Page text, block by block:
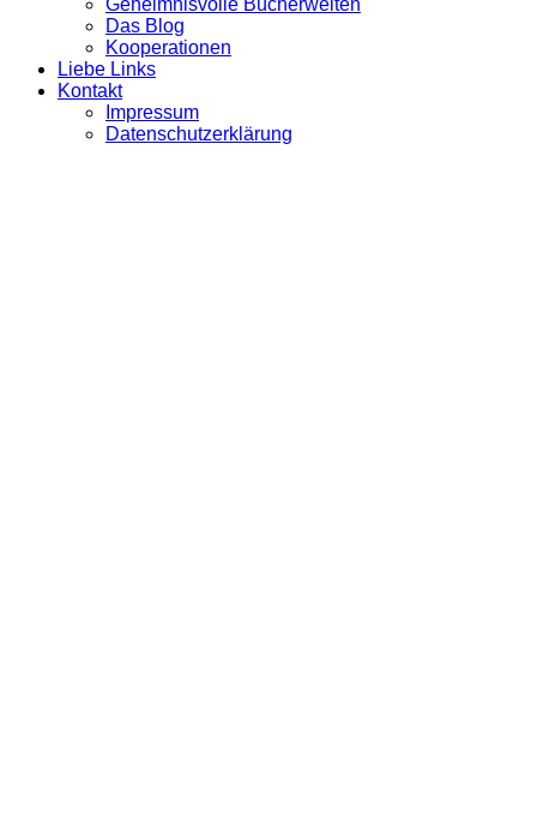
Geheimnisvolle Bücherwelten
Das Blog
Kooperationen
Liebe Links
Kontakt
Impressum
Datenschutzerklärung